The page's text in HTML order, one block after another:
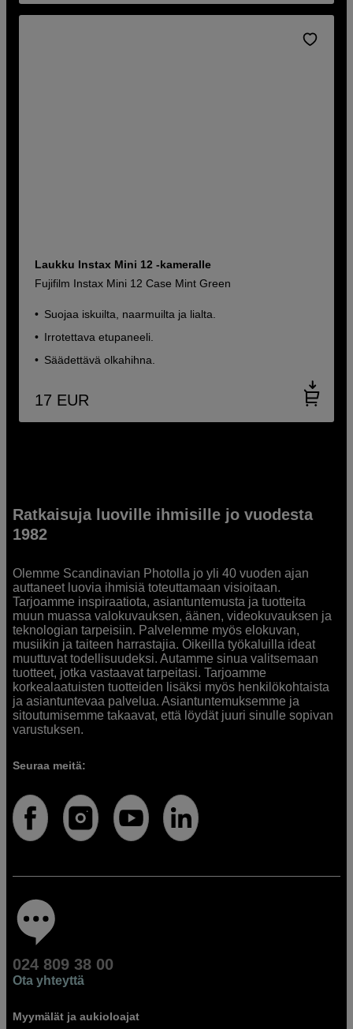
Laukku Instax Mini 12 -kameralle
Fujifilm Instax Mini 12 Case Mint Green
Suojaa iskuilta, naarmuilta ja lialta.
Irrotettava etupaneeli.
Säädettävä olkahihna.
17 EUR
Ratkaisuja luoville ihmisille jo vuodesta
1982
Olemme Scandinavian Photolla jo yli 40 vuoden ajan
auttaneet luovia ihmisiä toteuttamaan visioitaan.
Tarjoamme inspiraatiota, asiantuntemusta ja tuotteita
muun muassa valokuvauksen, äänen, videokuvauksen ja
teknologian tarpeisiin. Palvelemme myös elokuvan,
musiikin ja taiteen harrastajia. Oikeilla työkaluilla ideat
muuttuvat todellisuudeksi. Autamme sinua valitsemaan
tuotteet, jotka vastaavat tarpeitasi. Tarjoamme
korkealaatuisten tuotteiden lisäksi myös henkilökohtaista
ja asiantuntevaa palvelua. Asiantuntemuksemme ja
sitoutumisemme takaavat, että löydät juuri sinulle sopivan
varustuksen.
Seuraa meitä:
024 809 38 00
Ota yhteyttä
Myymälät ja aukioloajat